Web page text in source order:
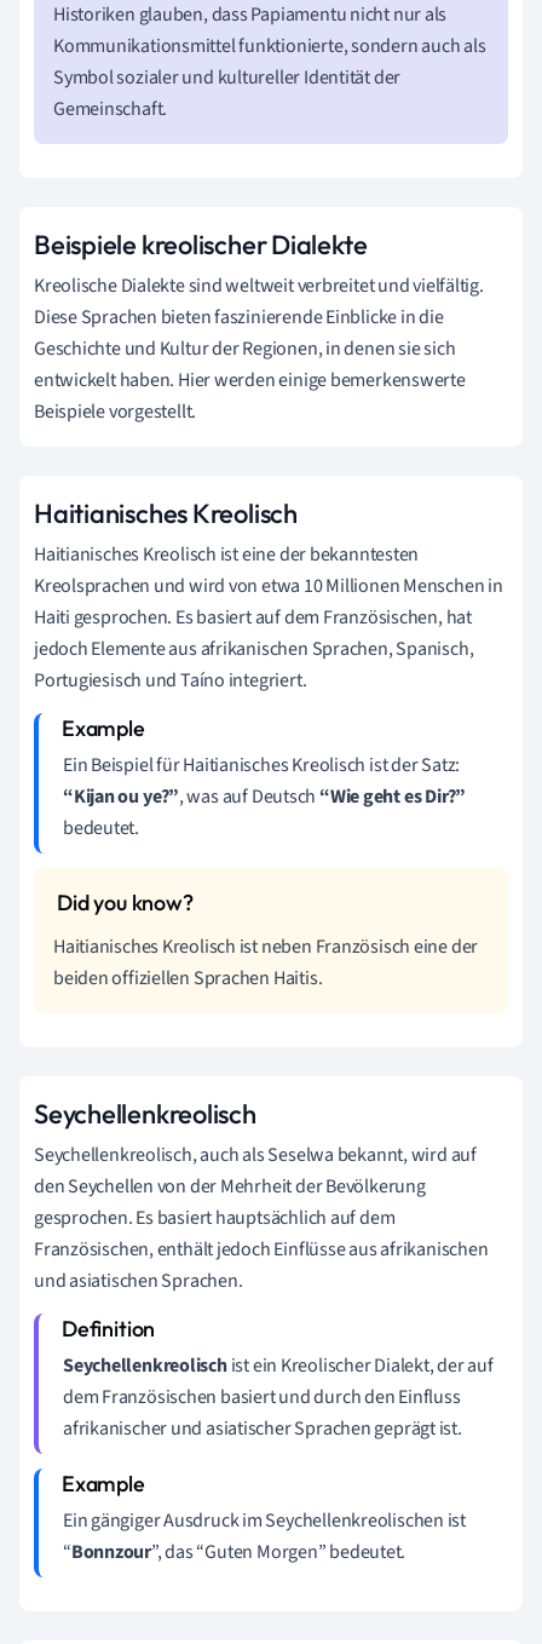
Historiken glauben, dass Papiamentu nicht nur als
Kommunikationsmittel funktionierte, sondern auch als
Symbol sozialer und kultureller Identität der
Gemeinschaft.
Beispiele kreolischer Dialekte
Kreolische Dialekte sind weltweit verbreitet und vielfältig.
Diese Sprachen bieten faszinierende Einblicke in die
Geschichte und Kultur der Regionen, in denen sie sich
entwickelt haben. Hier werden einige bemerkenswerte
Beispiele vorgestellt.
Haitianisches Kreolisch
Haitianisches Kreolisch ist eine der bekanntesten
Kreolsprachen und wird von etwa 10 Millionen Menschen in
Haiti gesprochen. Es basiert auf dem Französischen, hat
jedoch Elemente aus afrikanischen Sprachen, Spanisch,
Portugiesisch und Taíno integriert.
Ein Beispiel für Haitianisches Kreolisch ist der Satz:
“Kijan ou ye?”, was auf Deutsch “Wie geht es Dir?”
bedeutet.
Haitianisches Kreolisch ist neben Französisch eine der
beiden offiziellen Sprachen Haitis.
Seychellenkreolisch
Seychellenkreolisch, auch als Seselwa bekannt, wird auf
den Seychellen von der Mehrheit der Bevölkerung
gesprochen. Es basiert hauptsächlich auf dem
Französischen, enthält jedoch Einflüsse aus afrikanischen
und asiatischen Sprachen.
Seychellenkreolischist ein Kreolischer Dialekt, der auf
dem Französischen basiert und durch den Einfluss
afrikanischer und asiatischer Sprachen geprägt ist.
Ein gängiger Ausdruck im Seychellenkreolischen ist
“Bonnzour”, das “Guten Morgen” bedeutet.